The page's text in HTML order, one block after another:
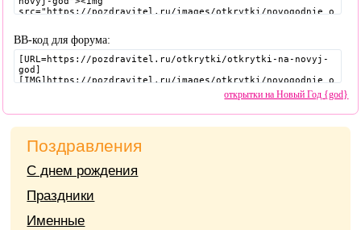
BB-код для форума:
открытки на Новый Год {god}
Поздравления
С днем рождения
Праздники
Именные